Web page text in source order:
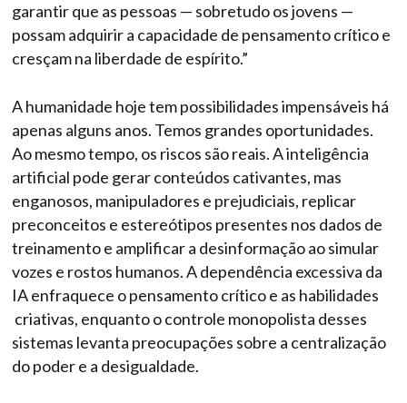
garantir que as pessoas — sobretudo os jovens —
possam adquirir a capacidade de pensamento crítico e
cresçam na liberdade de espírito.”
A humanidade hoje tem possibilidades impensáveis há
apenas alguns anos. Temos grandes oportunidades.
Ao mesmo tempo, os riscos são reais. A inteligência
artificial pode gerar conteúdos cativantes, mas
enganosos, manipuladores e prejudiciais, replicar
preconceitos e estereótipos presentes nos dados de
treinamento e amplificar a desinformação ao simular
vozes e rostos humanos. A dependência excessiva da
IA ​​enfraquece o pensamento crítico e as habilidades
criativas, enquanto o controle monopolista desses
sistemas levanta preocupações sobre a centralização
do poder e a desigualdade.